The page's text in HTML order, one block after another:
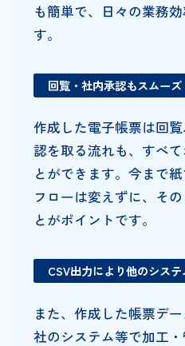
も簡単で、日々の業務
す。
回覧・社内承認もスムーズ
作成した電子帳票は回
認を取る流れも、すべ
とができます。今まで
フローは変えずに、そ
とがポイントです。
CSV出力により他のシス
また、作成した帳票デ
社のシステム等で加工